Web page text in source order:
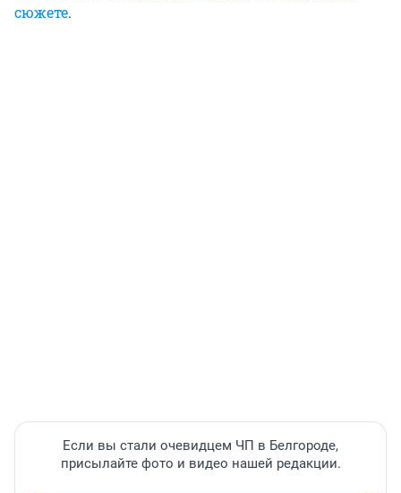
сюжете.
Если вы стали очевидцем ЧП в Белгороде,
присылайте фото и видео нашей редакции.